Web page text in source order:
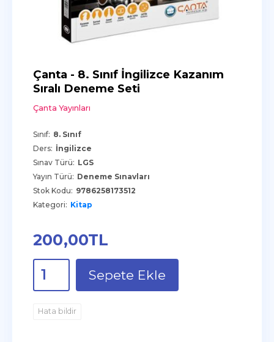
Çanta - 8. Sınıf İngilizce Kazanım
Sıralı Deneme Seti
Çanta Yayınları
Sınıf: 8. Sınıf
Ders: İngilizce
Sınav Türü: LGS
Yayın Türü: Deneme Sınavları
Stok Kodu: 9786258173512
Kategori: Kitap
200,00TL
Sepete Ekle
Hata bildir